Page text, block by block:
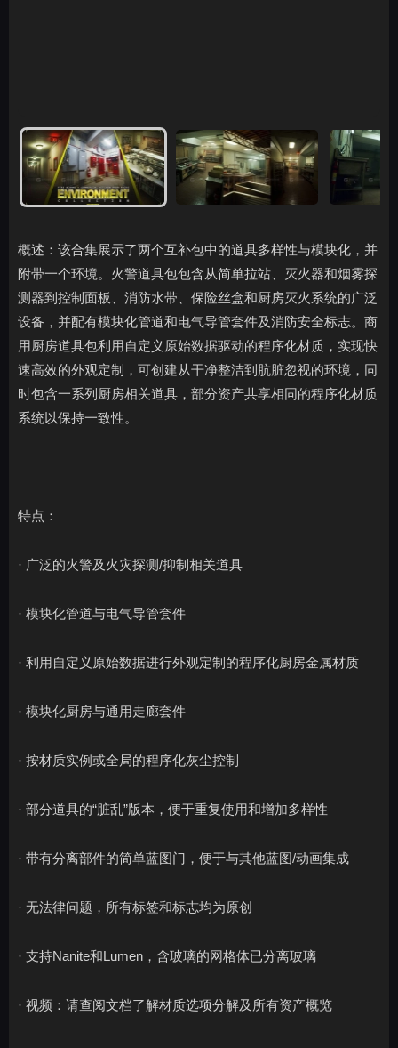
概述：该合集展示了两个互补包中的道具多样性与模块化，并
附带一个环境。火警道具包包含从简单拉站、灭火器和烟雾探
测器到控制面板、消防水带、保险丝盒和厨房灭火系统的广泛
设备，并配有模块化管道和电气导管套件及消防安全标志。商
用厨房道具包利用自定义原始数据驱动的程序化材质，实现快
速高效的外观定制，可创建从干净整洁到肮脏忽视的环境，同
时包含一系列厨房相关道具，部分资产共享相同的程序化材质
系统以保持一致性。
特点：
· 广泛的火警及火灾探测/抑制相关道具
· 模块化管道与电气导管套件
· 利用自定义原始数据进行外观定制的程序化厨房金属材质
· 模块化厨房与通用走廊套件
· 按材质实例或全局的程序化灰尘控制
· 部分道具的“脏乱”版本，便于重复使用和增加多样性
· 带有分离部件的简单蓝图门，便于与其他蓝图/动画集成
· 无法律问题，所有标签和标志均为原创
· 支持Nanite和Lumen，含玻璃的网格体已分离玻璃
· 视频：请查阅文档了解材质选项分解及所有资产概览